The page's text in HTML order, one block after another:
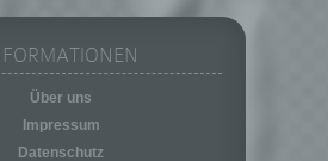
Über uns
Impressum
Datenschutz
Daten in einer Weise,
personenbezogenen Daten
zusätzlicher
nicht mehr einer spezifischen
zugeordnet werden
diese zusätzlichen